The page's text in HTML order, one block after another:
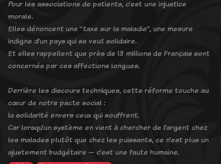
Pour les associations de patients, c’est une injustice
morale.
Elles dénoncent une “taxe sur la maladie”, une mesure
indigne d’un pays qui se veut solidaire.
Et elles rappellent que près de 13 millions de Français sont
concernés par ces affections longues.
Derrière les discours techniques, cette réforme touche au
cœur de notre pacte social :
la solidarité envers ceux qui souffrent.
Car lorsqu’un système en vient à chercher de l’argent chez
les malades plutôt que chez les puissants, ce n’est plus un
ajustement budgétaire — c’est une faute humaine.